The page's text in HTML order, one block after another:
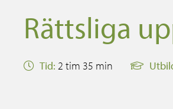
Rättsliga
Tid: 2 tim 35 min